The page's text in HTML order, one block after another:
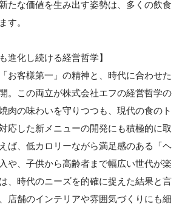
たな価値を生み出す姿勢は、多くの飲食
す。
進化し続ける経営哲学】
お客様第一」の精神と、時代に合わせた
。この両立が株式会社エフの経営哲学の
肉の味わいを守りつつも、現代の食のト
応した新メニューの開発にも積極的に取
ば、低カロリーながら満足感のある「ヘ
や、子供から高齢者まで幅広い世代が楽
、時代のニーズを的確に捉えた結果と言
店舗のインテリアや雰囲気づくりにも細